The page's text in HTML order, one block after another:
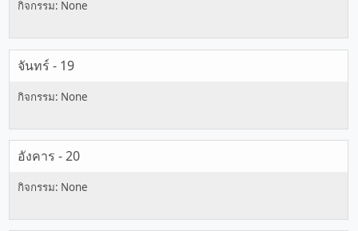
จันทร์ - 19
อังคาร - 20